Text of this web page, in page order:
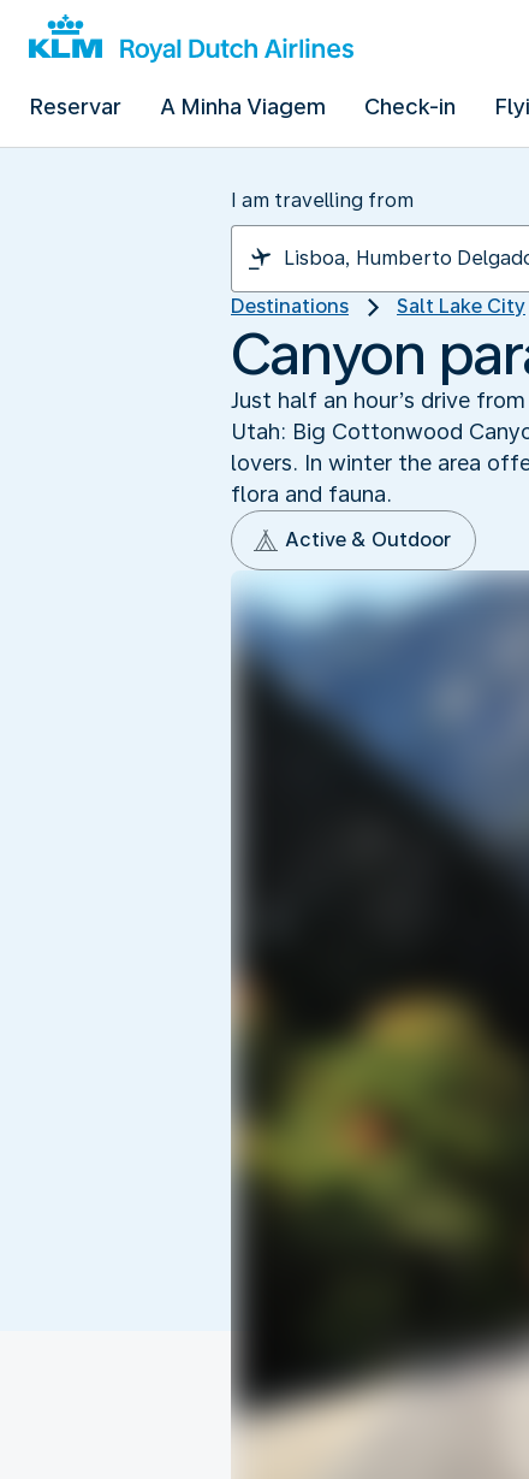
Reservar A Minha Viagem Check-in
I am travelling from
Destinations Salt Lake City
Canyon
Just half an hour’s drive
Utah: Big Cottonwood
lovers. In winter the area
flora and fauna.
Active & Outdoor